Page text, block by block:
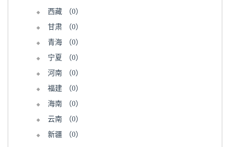
西藏
（0）
甘肃
（0）
青海
（0）
宁夏
（0）
河南
（0）
福建
（0）
海南
（0）
云南
（0）
新疆
（0）